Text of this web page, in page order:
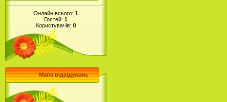
Онлайн всього: 1
Гостей: 1
Користувачів: 0
Мапа відвідувань